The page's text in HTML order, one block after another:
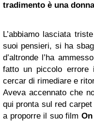
tradimento è una
L’abbiamo lasciata
suoi pensieri, si ha
d’altronde l’ha
fatto un piccolo
cercar di rimediare e
Aveva accennato che
qui pronta sul red carpet
a proporre il suo film